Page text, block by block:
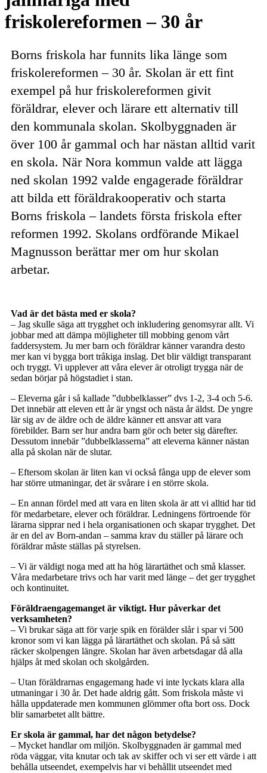
friskolereformen – 30 år
Borns friskola har funnits lika länge som
friskolereformen – 30 år. Skolan är ett fint
exempel på hur friskolereformen givit
föräldrar, elever och lärare ett alternativ till
den kommunala skolan. Skolbyggnaden är
över 100 år gammal och har nästan alltid varit
en skola. När Nora kommun valde att lägga
ned skolan 1992 valde engagerade föräldrar
att bilda ett föräldrakooperativ och starta
Borns friskola – landets första friskola efter
reformen 1992. Skolans ordförande Mikael
Magnusson berättar mer om hur skolan
arbetar.
Vad är det bästa med er skola?
– Jag skulle säga att trygghet och inkludering genomsyrar allt. Vi
jobbar med att dämpa möjligheter till mobbing genom vårt
faddersystem. Ju mer barn och föräldrar känner varandra desto
mer kan vi bygga bort tråkiga inslag. Det blir väldigt transparant
och tryggt. Vi upplever att våra elever är otroligt trygga när de
sedan börjar på högstadiet i stan.
– Eleverna går i så kallade ”dubbelklasser” dvs 1-2, 3-4 och 5-6.
Det innebär att eleven ett år är yngst och nästa år äldst. De yngre
lär sig av de äldre och de äldre känner ett ansvar att vara
förebilder. Barn ser hur andra barn gör och beter sig därefter.
Dessutom innebär ”dubbelklasserna” att eleverna känner nästan
alla på skolan när de slutar.
– Eftersom skolan är liten kan vi också fånga upp de elever som
har större utmaningar, det är svårare i en större skola.
– En annan fördel med att vara en liten skola är att vi alltid har tid
för medarbetare, elever och föräldrar. Ledningens förtroende för
lärarna sipprar ned i hela organisationen och skapar trygghet. Det
är en del av Born-andan – samma krav du ställer på lärare och
föräldrar måste ställas på styrelsen.
– Vi är väldigt noga med att ha hög lärartäthet och små klasser.
Våra medarbetare trivs och har varit med länge – det ger trygghet
och kontinuitet.
Föräldraengagemanget är viktigt. Hur påverkar det
verksamheten?
– Vi brukar säga att för varje spik en förälder slår i spar vi 500
kronor som vi kan lägga på lärartäthet och skolan. På så sätt
räcker skolpengen längre. Skolan har även arbetsdagar då alla
hjälps åt med skolan och skolgården.
– Utan föräldrarnas engagemang hade vi inte lyckats klara alla
utmaningar i 30 år. Det hade aldrig gått. Som friskola måste vi
hålla uppdaterade men kommunen glömmer ofta bort oss. Dock
blir samarbetet allt bättre.
Er skola är gammal, har det någon betydelse?
– Mycket handlar om miljön. Skolbyggnaden är gammal med
röda väggar, vita knutar och tak av skiffer och vi ser ett värde i att
behålla utseendet, exempelvis har vi behållit utseendet med